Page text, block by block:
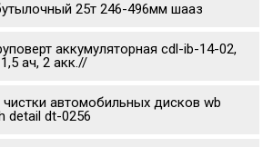
25т 246-496мм шааз
аккумуляторная cdl-ib-14-02,
ач, 2 акк.//
автомобильных дисков wb
detail dt-0256